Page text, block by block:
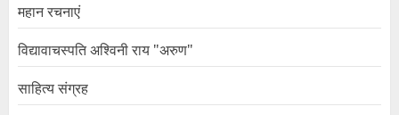
महान रचनाएं
विद्यावाचस्पति अश्विनी राय "अरुण"
साहित्य संग्रह